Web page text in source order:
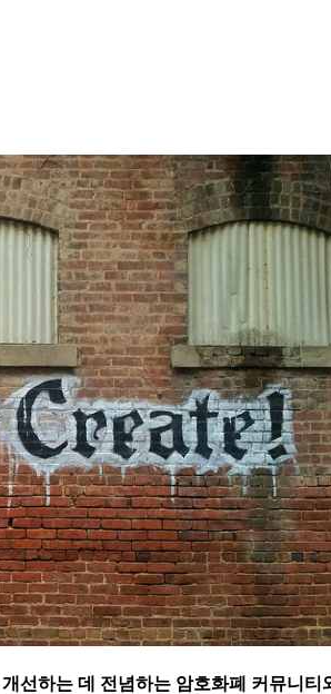
선하는 데 전념하는 암호화폐 커뮤니티